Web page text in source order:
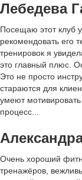
Лебедева
Посещаю этот клуб
рекомендовать его
тренировок я
это главный плюс.
Это не просто
стараются для
умеют
процесс...
Очень хороший
тренажёров,